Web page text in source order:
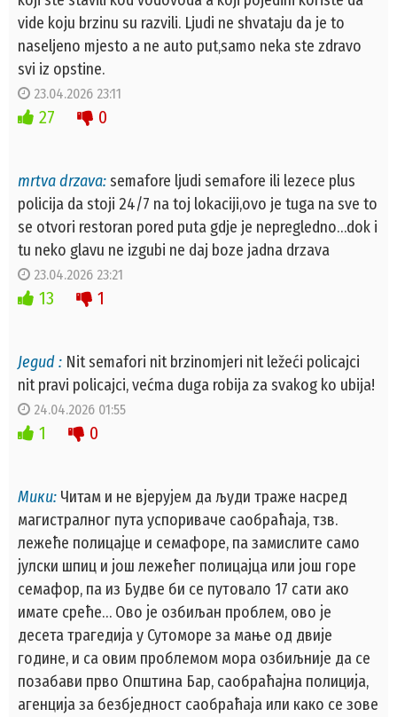
vide koju brzinu su razvili. Ljudi ne shvataju da je to
naseljeno mjesto a ne auto put,samo neka ste zdravo
svi iz opstine.
23.04.2026 23:11
27 0
mrtva drzava:semafore ljudi semafore ili lezece plus
policija da stoji 24/7 na toj lokaciji,ovo je tuga na sve to
se otvori restoran pored puta gdje je nepregledno…dok i
tu neko glavu ne izgubi ne daj boze jadna drzava
23.04.2026 23:21
13 1
Jegud : Nit semafori nit brzinomjeri nit ležeći policajci
nit pravi policajci, većma duga robija za svakog ko ubija!
24.04.2026 01:55
1 0
Мики: Читам и не вјерујем да људи траже насред
магистралног пута успориваче саобраћаја, тзв.
лежеће полицајце и семафоре, па замислите само
јулски шпиц и још лежећег полицајца или још горе
семафор, па из Будве би се путовало 17 сати ако
имате среће… Ово је озбиљан проблем, ово је
десета трагедија у Сутоморе за мање од двије
године, и са овим проблемом мора озбиљније да се
позабави прво Општина Бар, саобраћајна полиција,
агенција за безбједност саобраћаја или како се зове